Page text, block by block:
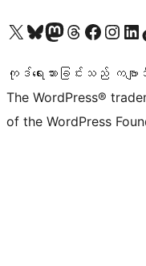
ကျွန်ုပ်တို့၏ X (ယခင် Twitter) အကောင့်သို့ သွားရောက်ကြည့်ရှုပါကျွန်ုပ်တို့၏ Bluesky အကောင့်သို့ ဝင်ရောက်ကြည့်ရှုရန်
ကျွန်ုပ်တို့၏ Mastodon အကောင့်သို့ သွားရောက်ကြည့်ရှုပါကျွန်ုပ်တို့၏ Threads အကောင့်သို့ ဝင်ရောက်ကြည့်ရှုရန်
ကျွန်ုပ်တို့၏ Facebook စာမျက်နှာသို့ သွားရောက်ကြည့်ရှုပါကျွန်ုပ်တို့၏ Instagram အကောင့်သို့ သွားရောက်ကြည့်ရှုပါ ကျွန်ုပ်တို့၏ LinkedIn အကောင့်သို့ သွားရောက်ကြည့်ရှုပါကျွ
ကုဒ်ရေးသားခြင်းသည် ကဗ
The WordPress®
of the WordPress